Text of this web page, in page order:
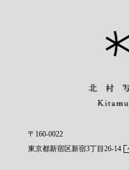
〒160-0022
東京都新宿区新宿3丁目26-14